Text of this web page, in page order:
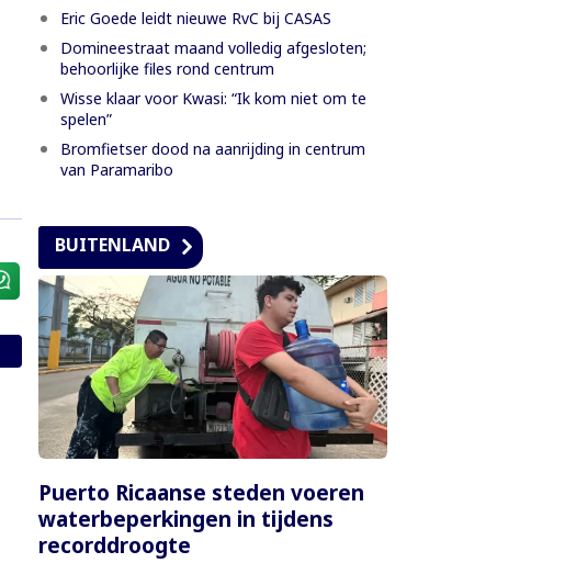
Eric Goede leidt nieuwe RvC bij CASAS
Domineestraat maand volledig afgesloten;
behoorlijke files rond centrum
Wisse klaar voor Kwasi: “Ik kom niet om te
spelen”
Bromfietser dood na aanrijding in centrum
van Paramaribo
BUITENLAND
Puerto Ricaanse steden voeren
waterbeperkingen in tijdens
recorddroogte